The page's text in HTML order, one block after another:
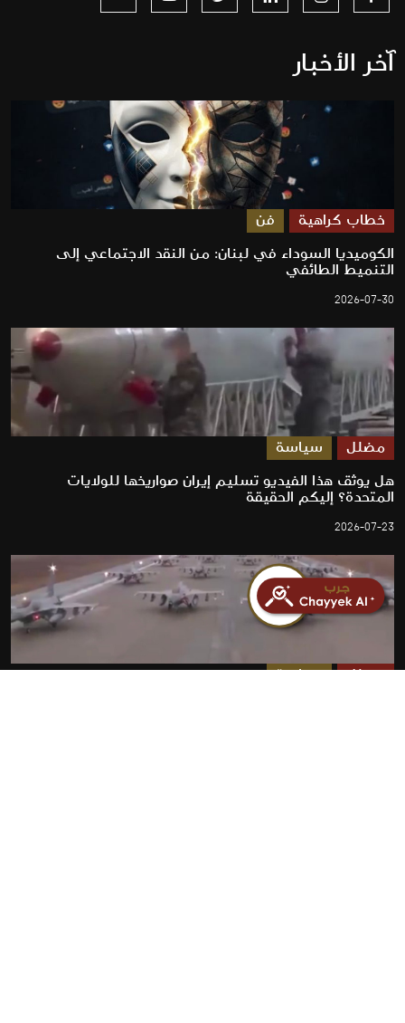
آخر الأخبار
خطاب كراهية فن
الكوميديا السوداء في لبنان: من النقد الاجتماعي إلى
التنميط الطائفي
2026-07-30
مضلل سياسة
هل يوثق هذا الفيديو تسليم إيران صواريخها للولايات
المتحدة؟ إليكم الحقيقة
2026-07-23
مضلل سياسة